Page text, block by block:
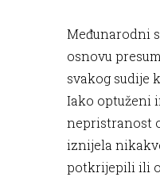
Međunarodni
osnovu
svakog sudije
Iako optuženi
nepristranost
iznijela
potkrijepili ili